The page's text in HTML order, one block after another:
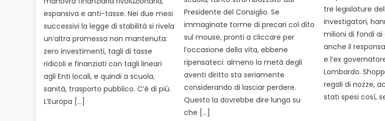
espansiva e anti-tasse. Nei due mesi
successivi la legge di stabilità si rivela
un’altra promessa non mantenuta:
zero investimenti, tagli di tasse
ridicoli e finanziati con tagli lineari
agli Enti locali, e quindi a scuola,
sanità, trasporto pubblico. C’è di più.
L’Europa […]
Presidente del Consiglio. Se
immaginate torme di precari col dito
sul mouse, pronti a cliccare per
l’occasione della vita, ebbene
ripensateci: almeno la metà degli
aventi diritto sta seriamente
considerando di lasciar perdere.
Questo la dovrebbe dire lunga su
che […]
tre legislature
investigatori,
milioni di fondi ai
anche il
e l’ex
Lombardo.
regali di nozze,
stati spesi così,